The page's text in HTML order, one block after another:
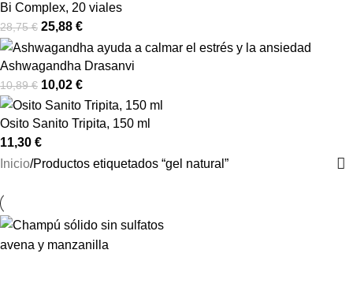
Bi Complex, 20 viales
28,75€ 25,88 €
Ashwagandha Drasanvi
10,89€ 10,02 €
Osito Sanito Tripita, 150 ml
11,30 €
Inicio Productos etiquetados “gel natural”